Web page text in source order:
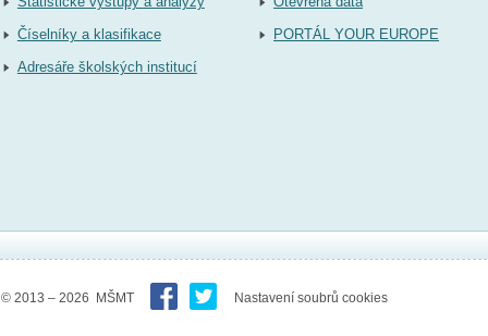
Číselníky a klasifikace
Adresáře školských institucí
PORTÁL YOUR EUROPE
© 2013 – 2026 MŠMT Nastavení soubrů cookies